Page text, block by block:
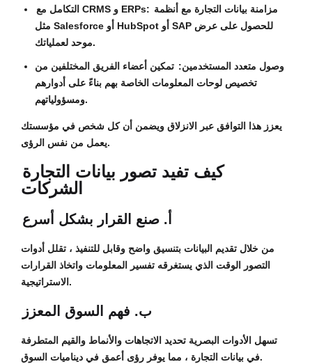
التكامل مع CRMS و ERPs: مزامنة بيانات التجارة مع أنظمة
مثل Salesforce أو HubSpot أو SAP للحصول على عرض
موحد لعملياتك.
وصول متعدد المستخدمين: تمكين أعضاء الفريق المختلفين من
تخصيص لوحات المعلومات الخاصة بهم بناءً على أدوارهم
ومسؤولياتهم.
يعزز هذا التوافق عبر الانزلاق ويضمن أن كل شخص في مؤسستك
يعمل من نفس الرؤى.
كيف تفيد تصور بيانات التجارة
الشركات
أ. صنع القرار بشكل أسرع
من خلال تقديم البيانات بتنسيق واضح وقابل للتنفيذ ، تقلل أدوات
التصور الوقت الذي يستغرقه تفسير المعلومات واتخاذ القرارات
الاستراتيجية.
ب. فهم السوق المعزز
تسهل الأدوات البصرية تحديد الاتجاهات والأنماط والقيم المتطرفة
في بيانات التجارة ، مما يوفر رؤى أعمق في ديناميات السوق.